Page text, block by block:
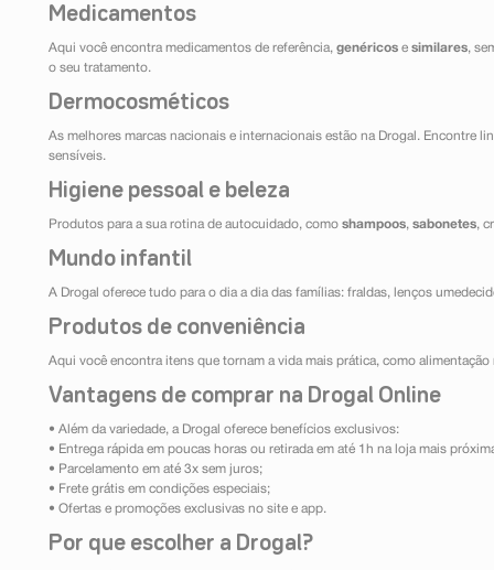
Medicamentos
Aqui você encontra medicamentos de referência, genéricos e similares,
o seu tratamento.
Dermocosméticos
As melhores marcas nacionais e internacionais estão na Drogal. Encontre
sensíveis.
Higiene pessoal e beleza
Produtos para a sua rotina de autocuidado, como shampoos, sabonetes,
Mundo infantil
A Drogal oferece tudo para o dia a dia das famílias: fraldas, lenços
Produtos de conveniência
Aqui você encontra itens que tornam a vida mais prática, como
Vantagens de comprar na Drogal Online
• Além da variedade, a Drogal oferece benefícios exclusivos:
• Entrega rápida em poucas horas ou retirada em até 1h na loja mais
• Parcelamento em até 3x sem juros;
• Frete grátis em condições especiais;
• Ofertas e promoções exclusivas no site e app.
Por que escolher a Drogal?